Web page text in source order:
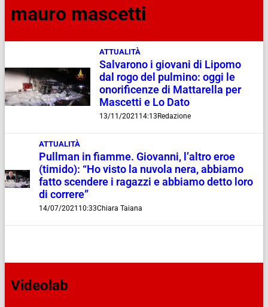
mauro mascetti
ATTUALITÀ
Salvarono i giovani di Lipomo
dal rogo del pulmino: oggi le
onorificenze di Mattarella per
Mascetti e Lo Dato
13/11/2021 14:13Redazione
ATTUALITÀ
Pullman in fiamme. Giovanni, l’altro eroe
(timido): “Ho visto la nuvola nera, abbiamo
fatto scendere i ragazzi e abbiamo detto loro
di correre”
14/07/2021 10:33Chiara Taiana
Videolab